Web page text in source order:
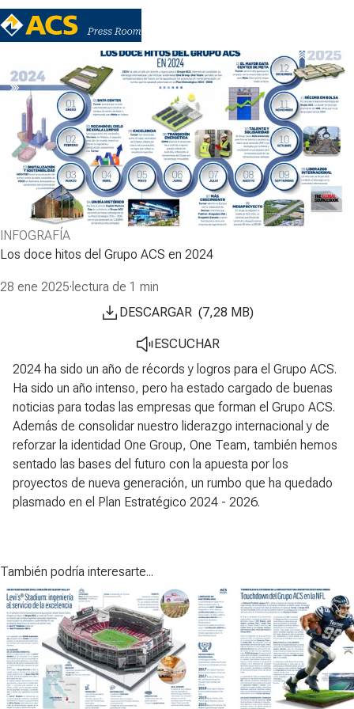
INFOGRAFÍA
Los doce hitos del Grupo ACS en 2024
28 ene 2025· lectura de 1 min
DESCARGAR (7,28 MB)
ESCUCHAR
2024 ha sido un año de récords y logros para el Grupo ACS.
Ha sido un año intenso, pero ha estado cargado de buenas
noticias para todas las empresas que forman el Grupo ACS.
Además de consolidar nuestro liderazgo internacional y de
reforzar la identidad One Group, One Team, también hemos
sentado las bases del futuro con la apuesta por los
proyectos de nueva generación, un rumbo que ha quedado
plasmado en el Plan Estratégico 2024 - 2026.
También podría interesarte...